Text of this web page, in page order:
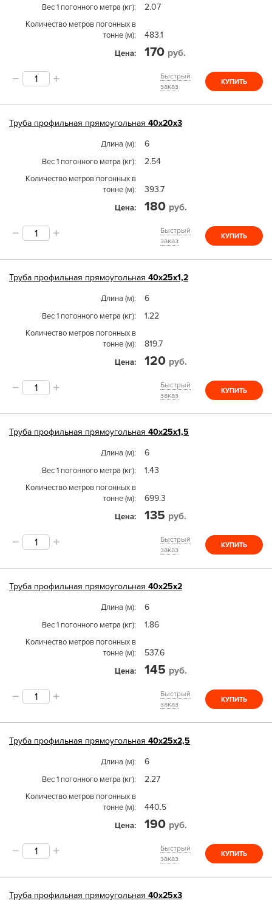
Вес 1 погонного метра (кг) 2.07
Количество метров погонных в
тонне (м)
483.1
Цена 170 руб.
Быстрый
заказ
КУПИТЬ
Труба профильная прямоугольная 40х20х3
Длина (м) 6
Вес 1 погонного метра (кг) 2.54
Количество метров погонных в
тонне (м)
393.7
Цена 180 руб.
Быстрый
заказ
КУПИТЬ
Труба профильная прямоугольная 40х25х1,2
Длина (м) 6
Вес 1 погонного метра (кг) 1.22
Количество метров погонных в
тонне (м)
819.7
Цена 120 руб.
Быстрый
заказ
КУПИТЬ
Труба профильная прямоугольная 40х25х1,5
Длина (м) 6
Вес 1 погонного метра (кг) 1.43
Количество метров погонных в
тонне (м)
699.3
Цена 135 руб.
Быстрый
заказ
КУПИТЬ
Труба профильная прямоугольная 40х25х2
Длина (м) 6
Вес 1 погонного метра (кг) 1.86
Количество метров погонных в
тонне (м)
537.6
Цена 145 руб.
Быстрый
заказ
КУПИТЬ
Труба профильная прямоугольная 40х25х2,5
Длина (м) 6
Вес 1 погонного метра (кг) 2.27
Количество метров погонных в
тонне (м)
440.5
Цена 190 руб.
Быстрый
заказ
КУПИТЬ
Труба профильная прямоугольная 40х25х3